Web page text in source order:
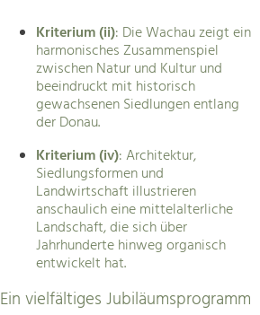
Kriterium (ii): Die Wachau zeigt ein
harmonisches Zusammenspiel
zwischen Natur und Kultur und
beeindruckt mit historisch
gewachsenen Siedlungen entlang
der Donau.
Kriterium (iv): Architektur,
Siedlungsformen und
Landwirtschaft illustrieren
anschaulich eine mittelalterliche
Landschaft, die sich über
Jahrhunderte hinweg organisch
entwickelt hat.
Ein vielfältiges Jubiläumsprogramm